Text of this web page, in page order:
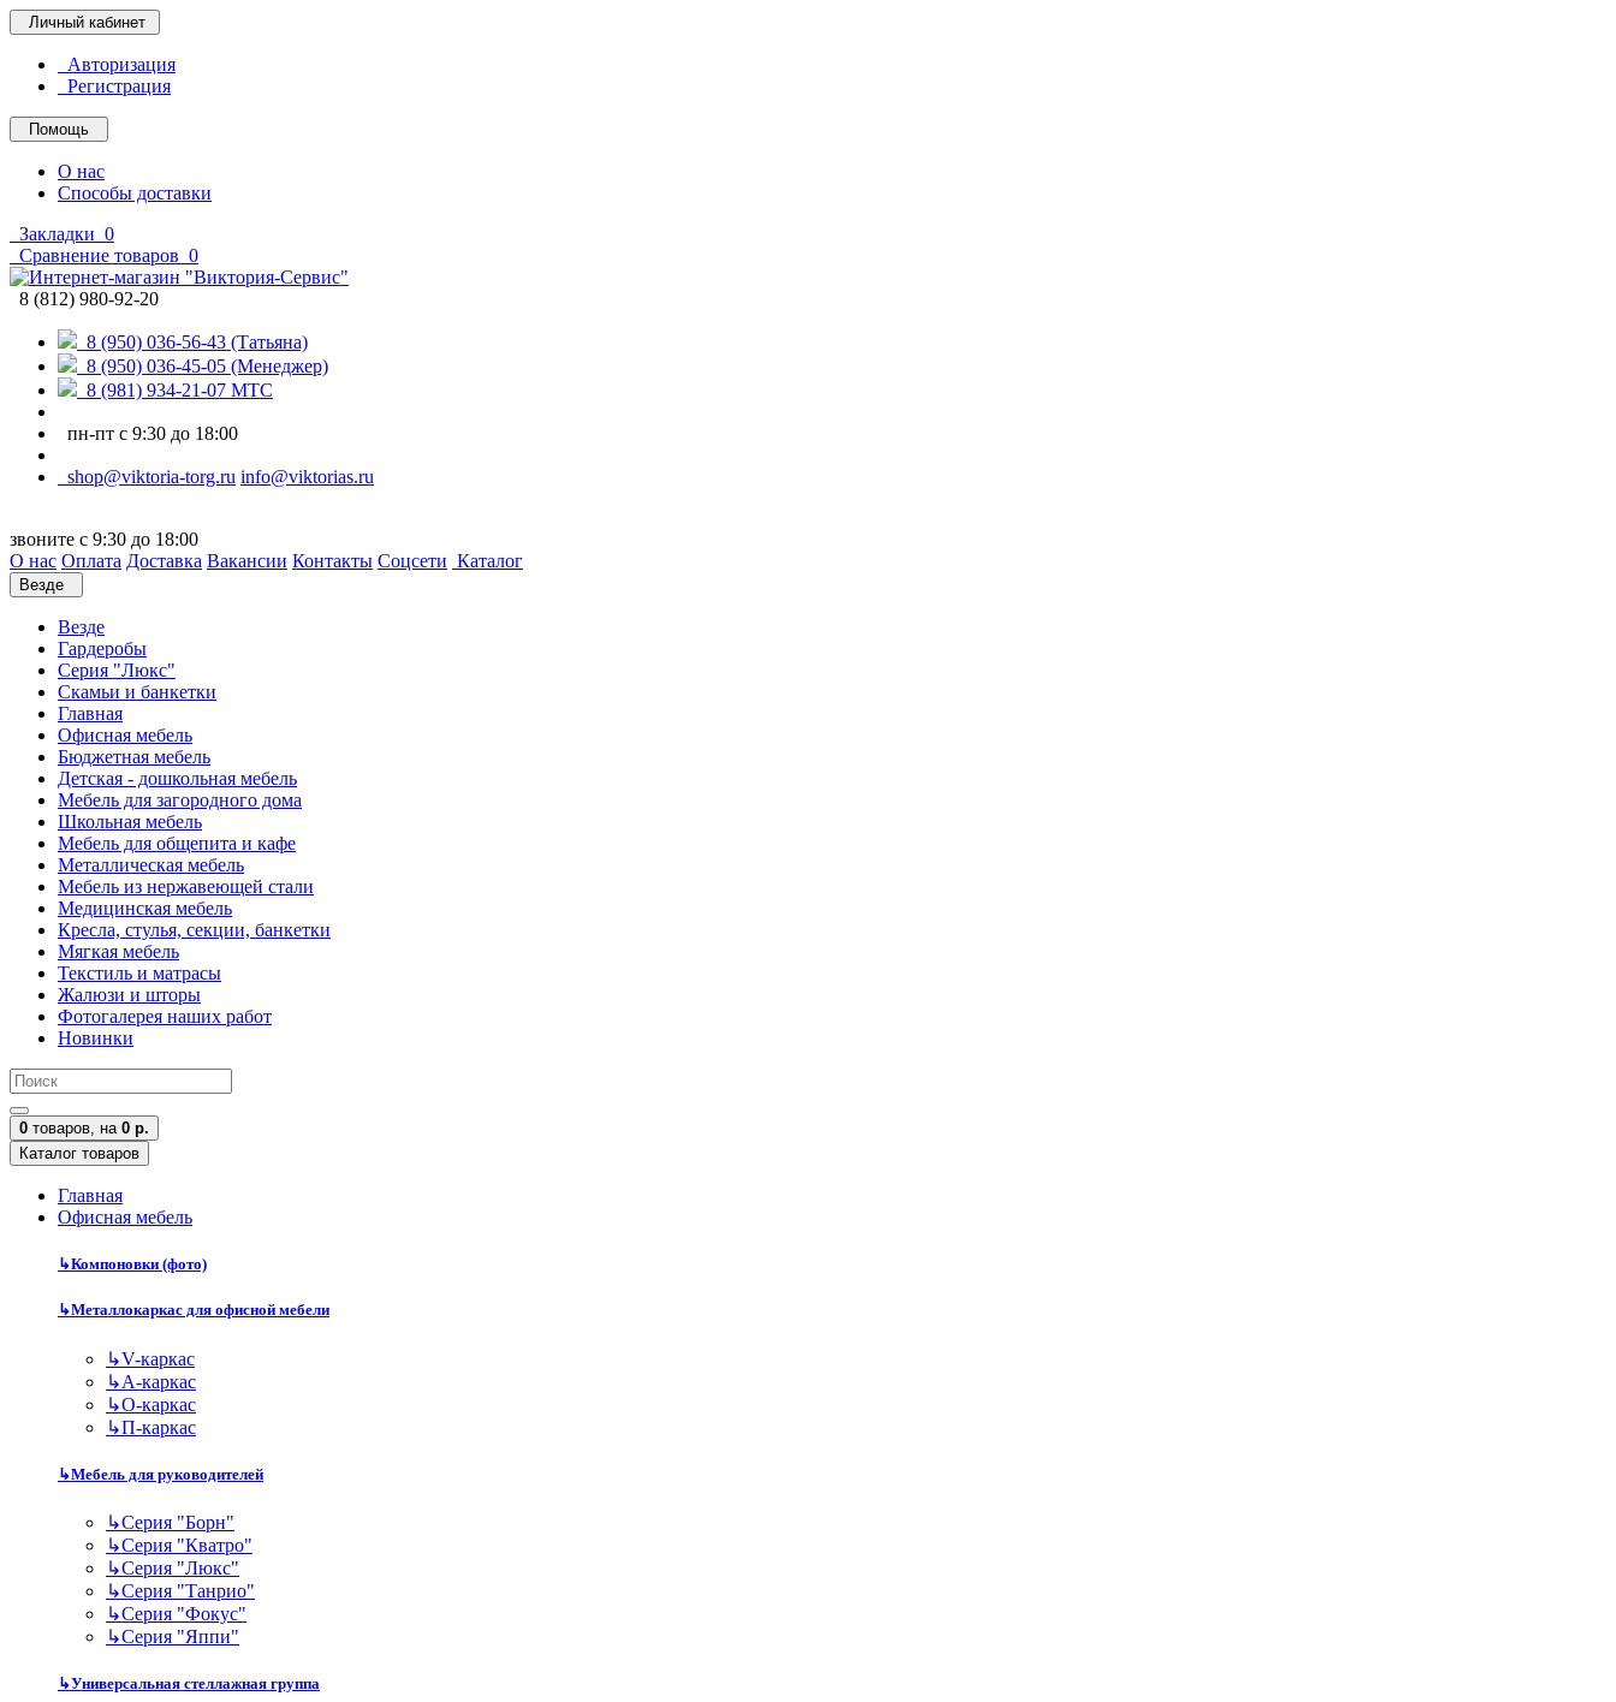
Личный кабинет
Авторизация
Регистрация
Помощь
О нас
Способы доставки
Закладки 0
Сравнение товаров 0
8 (812) 980-92-20
8 (950) 036-56-43 (Татьяна)
8 (950) 036-45-05 (Менеджер)
8 (981) 934-21-07 МТС
пн-пт с 9:30 до 18:00
shop@viktoria-torg.ru info@viktorias.ru
звоните с 9:30 до 18:00
О нас Оплата Доставка Вакансии Контакты Соцсети Каталог
Везде
Везде
Гардеробы
Серия "Люкс"
Скамьи и банкетки
Главная
Офисная мебель
Бюджетная мебель
Детская - дошкольная мебель
Мебель для загородного дома
Школьная мебель
Мебель для общепита и кафе
Металлическая мебель
Мебель из нержавеющей стали
Медицинская мебель
Кресла, стулья, секции, банкетки
Мягкая мебель
Текстиль и матрасы
Жалюзи и шторы
Фотогалерея наших работ
Новинки
0 товаров, на 0 р.
Каталог товаров
Главная
Офисная мебель
↳Компоновки (фото)
↳Металлокаркас для офисной мебели
↳V-каркас
↳А-каркас
↳О-каркас
↳П-каркас
↳Мебель для руководителей
↳Серия "Борн"
↳Серия "Кватро"
↳Серия "Люкс"
↳Серия "Танрио"
↳Серия "Фокус"
↳Серия "Яппи"
↳Универсальная стеллажная группа